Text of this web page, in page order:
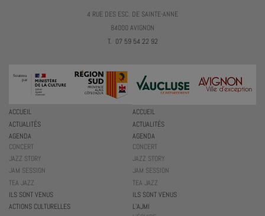
4 RUE DES ESC. DE SAINTE-ANNE
84000 AVIGNON
T. 07 59 54 22 92
ACCUEIL
ACTUALITÉS
AGENDA
CONCERT
JAZZ STORY
JAM SESSION
TEA JAZZ
ILS SONT VENUS
ACCUEIL
ACTUALITÉS
AGENDA
CONCERT
JAZZ STORY
JAM SESSION
TEA JAZZ
ILS SONT VENUS
ACTIONS CULTURELLES
L’AJMI